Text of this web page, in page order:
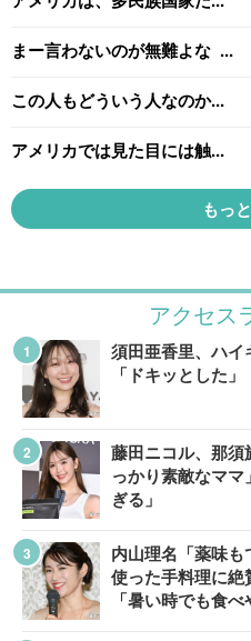
アクセス
須田亜香里、ハ
「ドキッとした
藤田ニコル、那
っかり素敵なマ
ぎる」
内山理名「薬味
使った手料理に絶
「暑い時でも食べ